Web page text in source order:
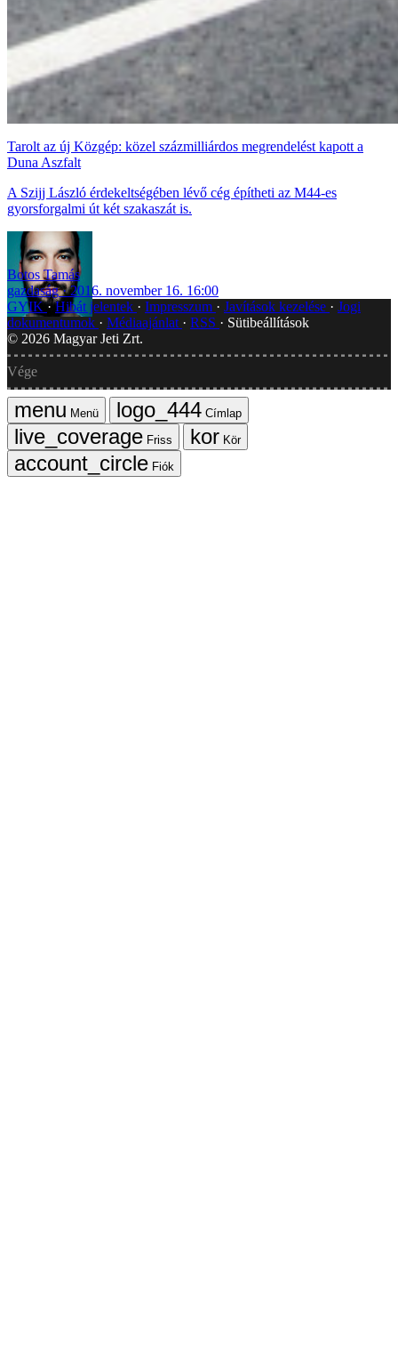
Tarolt az új Közgép: közel százmilliárdos megrendelést kapott a
Duna Aszfalt
A Szijj László érdekeltségében lévő cég építheti az M44-es
gyorsforgalmi út két szakaszát is.
Botos Tamás
gazdaság
2016. november 16. 16:00
GYIK Hibát jelentek Impresszum Javítások kezelése
Jogi
dokumentumok
Médiaajánlat RSS
Sütibeállítások
© 2026 Magyar Jeti Zrt.
Vége
Menü
Címlap
Friss
Kör
Fiók